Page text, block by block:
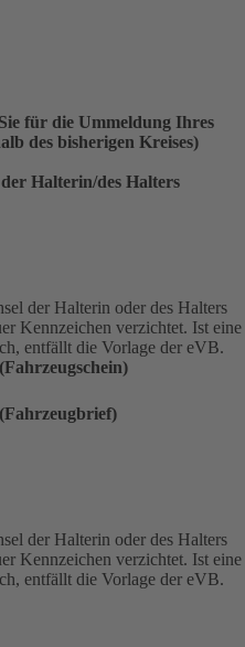
für die Ummeldung Ihres
des bisherigen Kreises)
der Halterin/des Halters
der Halterin oder des Halters
Kennzeichen verzichtet. Ist eine
entfällt die Vorlage der eVB.
der Halterin oder des Halters
Kennzeichen verzichtet. Ist eine
entfällt die Vorlage der eVB.